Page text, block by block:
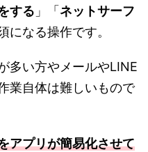
する 」「 ネットサーフ
になる操作です。
多い方やメールやLINE
業自体は難しいもので
アプリが簡易化させて